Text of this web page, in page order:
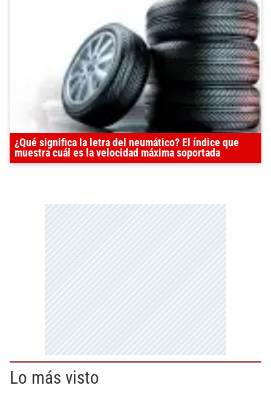
¿Qué significa la letra del neumático? El índice que
muestra cuál es la velocidad máxima soportada
Lo más visto